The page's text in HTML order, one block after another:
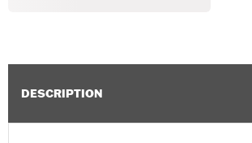
DESCRIPTION